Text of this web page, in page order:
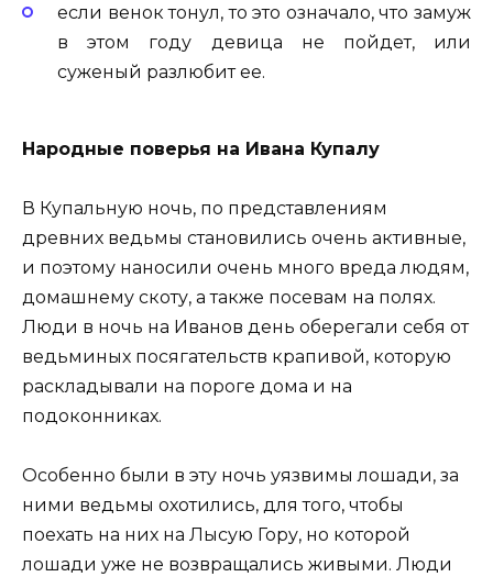
если венок тонул, то это означало, что замуж
в этом году девица не пойдет, или
суженый разлюбит ее.
Народные поверья на Ивана Купалу
В Купальную ночь, по представлениям
древних ведьмы становились очень активные,
и поэтому наносили очень много вреда людям,
домашнему скоту, а также посевам на полях.
Люди в ночь на Иванов день оберегали себя от
ведьминых посягательств крапивой, которую
раскладывали на пороге дома и на
подоконниках.
Особенно были в эту ночь уязвимы лошади, за
ними ведьмы охотились, для того, чтобы
поехать на них на Лысую Гору, но которой
лошади уже не возвращались живыми. Люди